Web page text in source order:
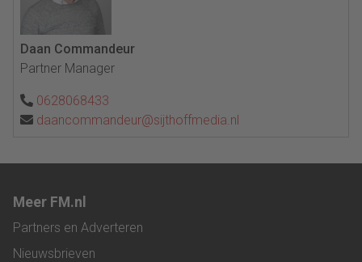
Daan Commandeur
Partner Manager
0628068433
daancommandeur@sijthoffmedia.nl
Meer FM.nl
Partners en Adverteren
Nieuwsbrieven